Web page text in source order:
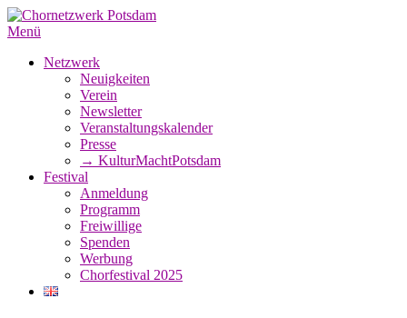
Zum
Inhalt
Menü
Netzwerk
Neuigkeiten
Verein
Newsletter
Veranstaltungskalender
Presse
→ KulturMachtPotsdam
Festival
Anmeldung
Programm
Freiwillige
Spenden
Werbung
Chorfestival 2025